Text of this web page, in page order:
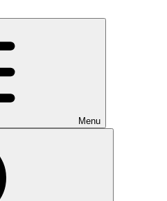
Menu